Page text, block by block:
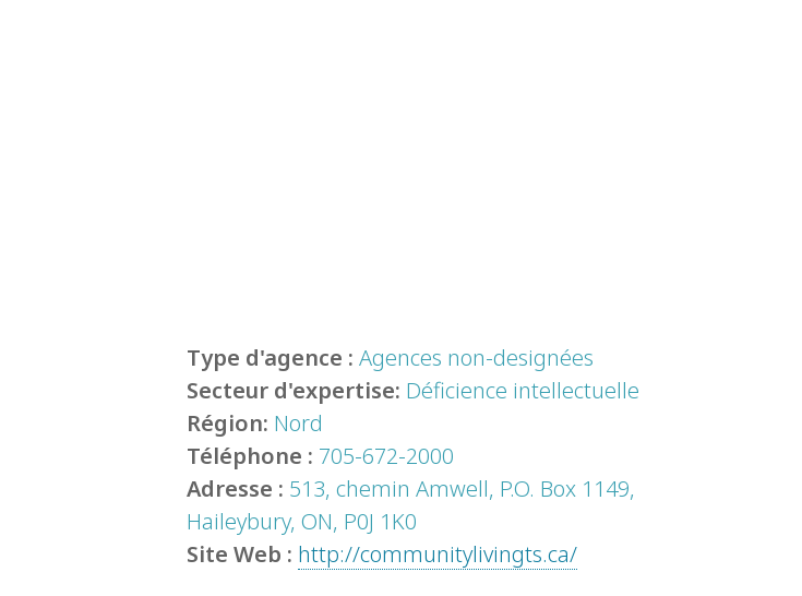
Type d'agence : Agences non-designées
Secteur d'expertise: Déficience intellectuelle
Région: Nord
Téléphone : 705-672-2000
Adresse : 513, chemin Amwell, P.O. Box 1149,
Haileybury, ON, P0J 1K0
Site Web : http://communitylivingts.ca/